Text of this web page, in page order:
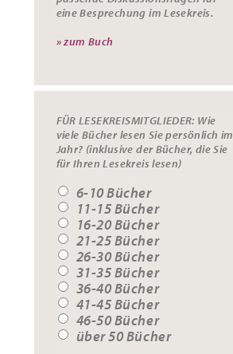
eine Besprechung im Lesekreis.
» zum Buch
FÜR LESEKREISMITGLIEDER: Wie
viele Bücher lesen Sie persönlich im
Jahr? (inklusive der Bücher, die Sie
für Ihren Lesekreis lesen)
6-10 Bücher
11-15 Bücher
16-20 Bücher
21-25 Bücher
26-30 Bücher
31-35 Bücher
36-40 Bücher
41-45 Bücher
46-50 Bücher
über 50 Bücher